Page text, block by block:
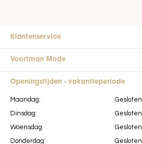
Klantenservice
Voortman Mode
Openingstijden - vakantieperiode
Maandag:
Dinsdag:
Woensdag:
Donderdag:
Gesloten
Gesloten
Gesloten
Gesloten